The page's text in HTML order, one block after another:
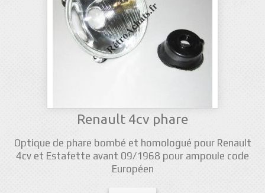
Renault 4cv phare
Optique de phare bombé et homologué pour Renault
4cv et Estafette avant 09/1968 pour ampoule code
Européen